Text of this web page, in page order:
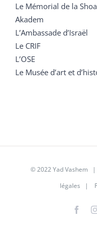
Le Mémorial de la
Akadem
L’Ambassade d’Israël
Le CRIF
L’OSE
Le Musée d’art et
© 2022 Yad Vashem
légales |